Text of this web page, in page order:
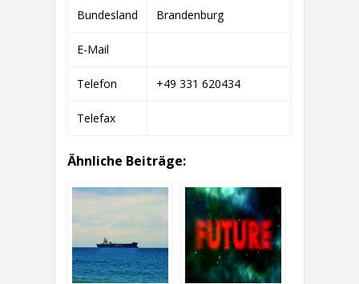
Bundesland Brandenburg
E-Mail
Telefon +49 331 620434
Telefax
Ähnliche Beiträge: